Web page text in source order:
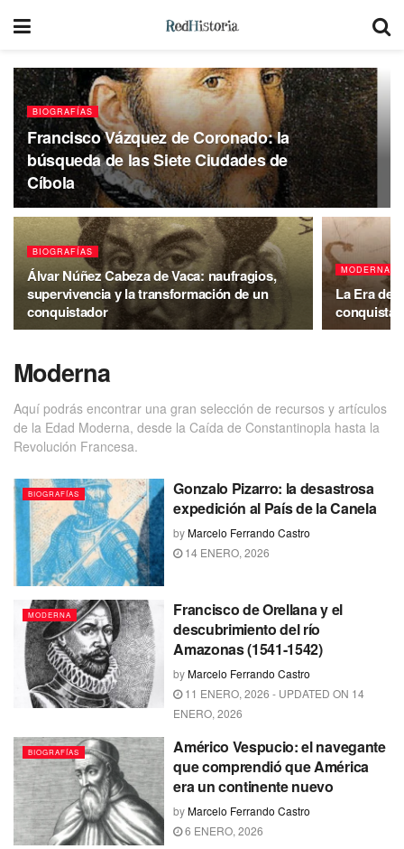
BIOGRAFÍAS
Francisco Vázquez de Coronado: la
búsqueda de las Siete Ciudades de
Cíbola
BIOGRAFÍAS
Álvar Núñez Cabeza de Vaca: naufragios,
supervivencia y la transformación de un
conquistador
MODERNA
La Era de
Moderna
Aquí podrás encontrar una gran selección de recursos y artículos
de la Edad Moderna, desde la Caída de Constantinopla hasta la
Revolución Francesa.
BIOGRAFÍAS
Gonzalo Pizarro: la desastrosa
expedición al País de la Canela
byMarcelo Ferrando Castro
14 ENERO, 2026
MODERNA
Francisco de Orellana y el
descubrimiento del río
Amazonas (1541-1542)
byMarcelo Ferrando Castro
11 ENERO, 2026 - UPDATED ON 14
ENERO, 2026
BIOGRAFÍAS
Américo Vespucio: el navegante
que comprendió que América
era un continente nuevo
byMarcelo Ferrando Castro
6 ENERO, 2026